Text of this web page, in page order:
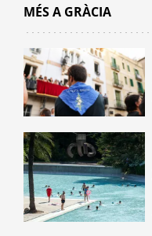
MÉS A GRÀCIA